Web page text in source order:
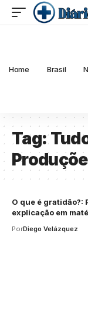
Home Brasil
Tag:
O que é gratidão?:
explicação em
PorDiego Velázquez